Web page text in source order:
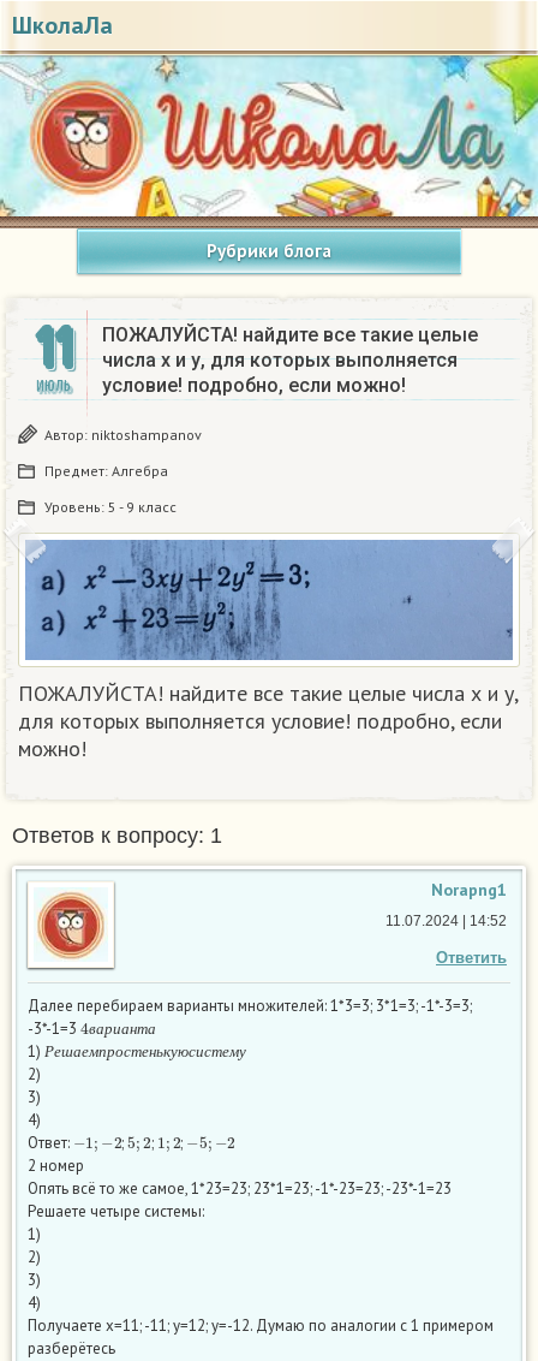
ШколаЛа
Рубрики блога
11
ИЮЛЬ
ПОЖАЛУЙСТА! найдите все такие целые
числа х и у, для которых выполняется
условие! подробно, если можно!
Автор: niktoshampanov
Предмет: Алгебра
Уровень: 5 - 9 класс
ПОЖАЛУЙСТА! найдите все такие целые числа х и у,
для которых выполняется условие! подробно, если
можно!
Ответов к вопросу: 1
Norapng1
Ответить
11.07.2024 | 14:52
Далее перебираем варианты множителей: 1*3=3; 3*1=3; -1*-3=3;
-3*-1=3 4варианта
1) Ре ша емпростен
2)
3)
4)
Ответ:
1 ;5 2; 1 2; 5;
2 номер
Опять всё то же самое, 1*23=23; 23*1=23; -1*-23=23; -23*-1=23
Решаете четыре системы:
1)
2)
3)
4)
Получаете x=11; -11; y=12; y=-12. Думаю по аналогии с 1 примером
разберётесь